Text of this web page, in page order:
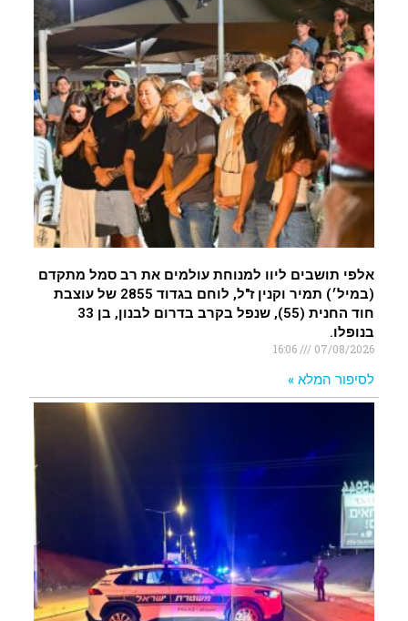
חצבה. פצועים
איציק נועם מייסד מקומו ערב ערב נפטר
אלפי תושבים ליוו למנוחת עולמים את רב סמל מתקדם
(במיל׳) תמיר וקנין ז"ל, לוחם בגדוד 2855 של עוצבת
חוד החנית (55), שנפל בקרב בדרום לבנון, בן 33
בנופלו.
07/08/2026
16:06
לסיפור המלא »